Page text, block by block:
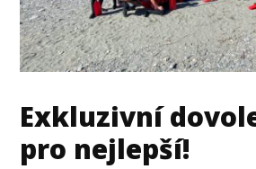
Exkluzivní
pro nejlepší!